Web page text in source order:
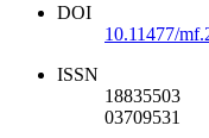
DOI
10.11477/
ISSN
18835503
03709531